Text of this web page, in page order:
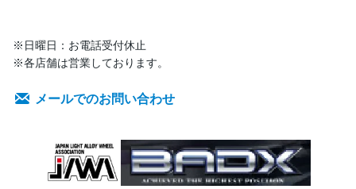
※日曜日：お電話受付休止
※各店舗は営業しております。
メールでのお問い合わせ